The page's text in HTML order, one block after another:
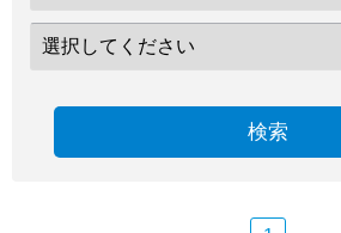
検索